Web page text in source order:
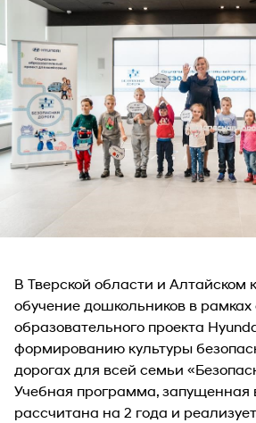
В Тверской области и Алтайском
обучение дошкольников в
образовательного проекта
формированию культуры
дорогах для всей семьи
Учебная программа, запущенная в
рассчитана на 2 года и